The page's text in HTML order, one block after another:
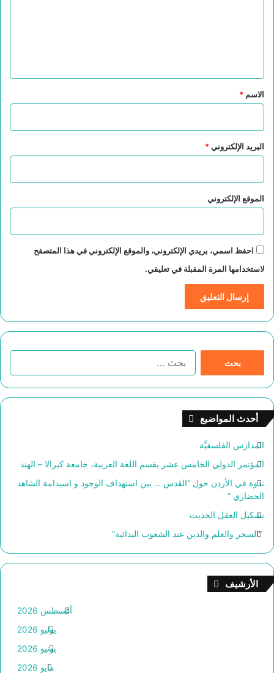
*
الاسم *
البريد الإلكتروني*
الموقع الإلكتروني
احفظ اسمي، بريدي الإلكتروني، والموقع الإلكتروني في هذا المتصفح
لاستخدامها المرة المقبلة في تعليقي.
ا
ع
أحدث المواضيع
المدارس الفلسفيَّة
المؤتمر الدولي الخامس عشر بقسم اللغة العربية، جامعة كيرالا – الهند
ندوة في الأردن حول “القدس … بين استهداف الوجود و اسيدامة الشاهد
الحضاري “
تشكيل العقل الحديث
“السحر والعلم والدين عند الشعوب البدائية”
الأرشيف
أغسطس 2026
يوليو 2026
يونيو 2026
مايو 2026